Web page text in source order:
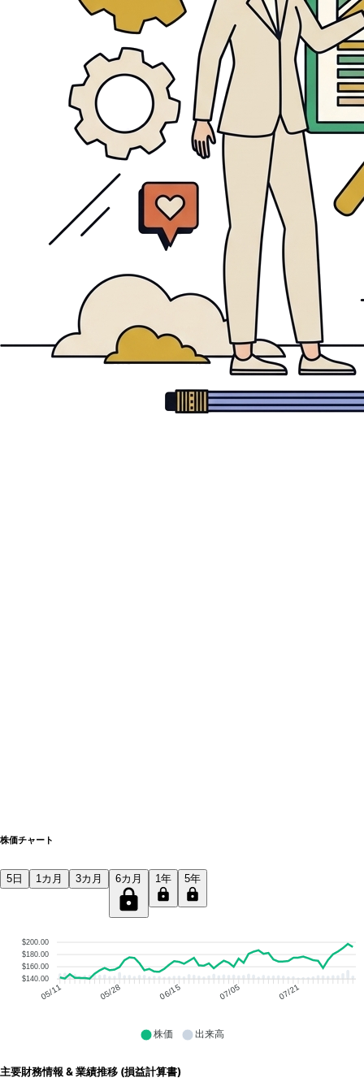
株価チャート
5日 1カ月 3カ月 6カ月 1年 5年
$200.00
$180.00
$160.00
$140.00
05/11 05/28 06/15 07/05 07/21
株価 出来高
主要財務情報 & 業績推移 (損益計算書)